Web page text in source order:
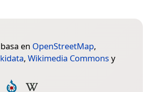
en OpenStreetMap,
, Wikimedia Commons y